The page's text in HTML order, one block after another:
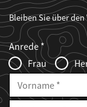
Bleiben Sie über
Web2Case
Infofelder
Fieldset
anrede_name
Anrede
Frau
Vorname